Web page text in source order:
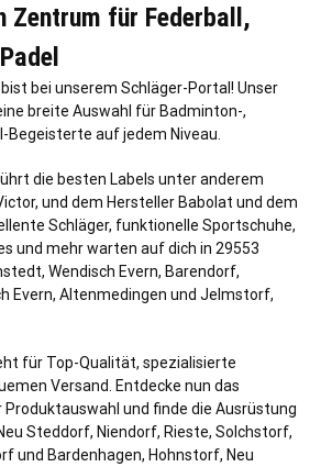
Zentrum für Federball,
bei unserem Schläger-Portal! Unser
breite Auswahl für Badminton-,
Begeisterte auf jedem Niveau.
die besten Labels unter anderem
und dem Hersteller Babolat und dem
Schläger, funktionelle Sportschuhe,
und mehr warten auf dich in 29553
Wendisch Evern, Barendorf,
Evern, Altenmedingen und Jelmstorf,
für Top-Qualität, spezialisierte
Versand. Entdecke nun das
und finde die Ausrüstung
Steddorf, Niendorf, Rieste, Solchstorf,
und Bardenhagen, Hohnstorf, Neu